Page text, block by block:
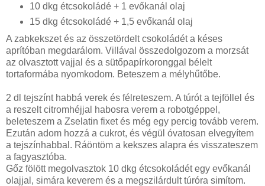
10 dkg étcsokoládé + 1 evőkanál olaj
15 dkg étcsokoládé + 1,5 evőkanál olaj
A zabkekszet és az összetördelt csokoládét a késes
aprítóban megdarálom. Villával összedolgozom a morzsát
az olvasztott vajjal és a sütőpapírkoronggal bélelt
tortaformába nyomkodom. Beteszem a mélyhűtőbe.
2 dl tejszínt habbá verek és félreteszem. A túrót a tejföllel és
a reszelt citromhéjjal habosra verem a robotgéppel,
beleteszem a Zselatin fixet és még egy percig tovább verem.
Ezután adom hozzá a cukrot, és végül óvatosan elvegyítem
a tejszínhabbal. Ráöntöm a kekszes alapra és visszateszem
a fagyasztóba.
Gőz fölött megolvasztok 10 dkg étcsokoládét egy evőkanál
olajjal, simára keverem és a megszilárdult túróra simítom.